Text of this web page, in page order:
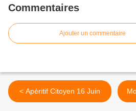
Commentaires
Ajouter un commentaire
< Apéritif Citoyen 16 Juin